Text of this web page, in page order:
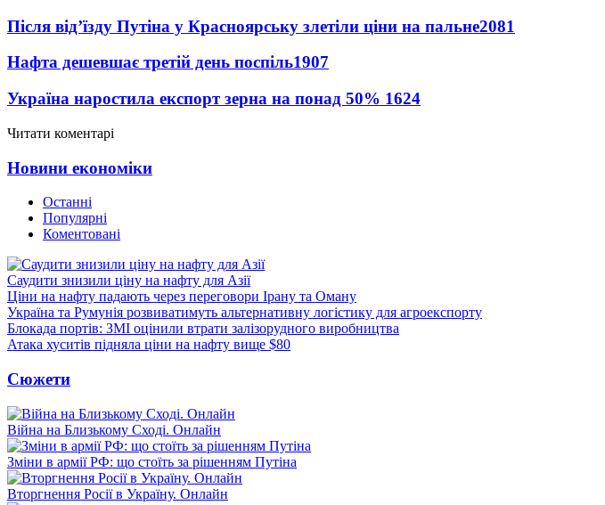
Після від’їзду Путіна у Красноярську злетіли ціни на пальне2081
Нафта дешевшає третій день поспіль1907
Україна наростила експорт зерна на понад 50% 1624
Читати коментарі
Новини економіки
Останні
Популярні
Коментовані
Саудити знизили ціну на нафту для Азії
Ціни на нафту падають через переговори Ірану та Оману
Україна та Румунія розвиватимуть альтернативну логістику для агроекспорту
Блокада портів: ЗМІ оцінили втрати залізорудного виробництва
Атака хуситів підняла ціни на нафту вище $80
Сюжети
Війна на Близькому Сході. Онлайн
Зміни в армії РФ: що стоїть за рішенням Путіна
Вторгнення Росії в Україну. Онлайн